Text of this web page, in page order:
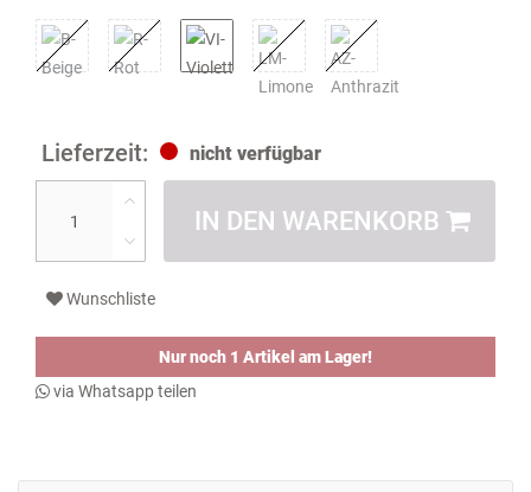
nicht verfügbar
IN DEN WARENKORB
Wunschliste
Nur noch 1 Artikel am Lager!
via Whatsapp teilen